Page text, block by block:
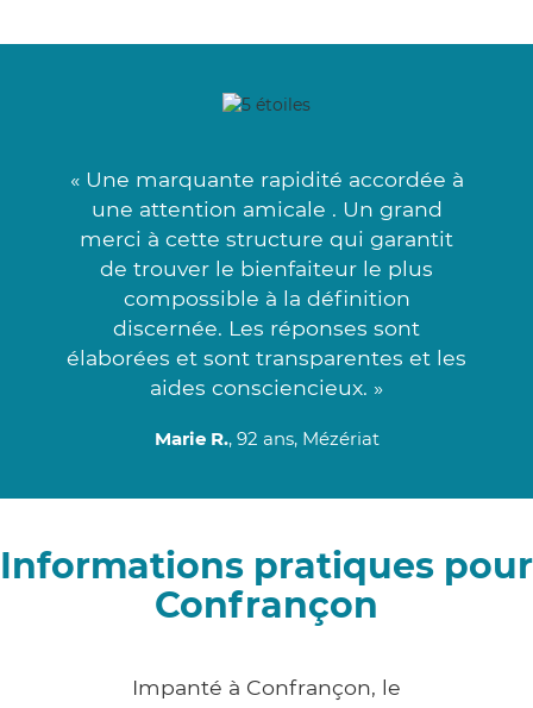
« Une marquante rapidité accordée à
une attention amicale . Un grand
merci à cette structure qui garantit
de trouver le bienfaiteur le plus
compossible à la définition
discernée. Les réponses sont
élaborées et sont transparentes et les
aides consciencieux. »
Marie R., 92 ans, Mézériat
Informations pratiques pour
Confrançon
Impanté à Confrançon, le